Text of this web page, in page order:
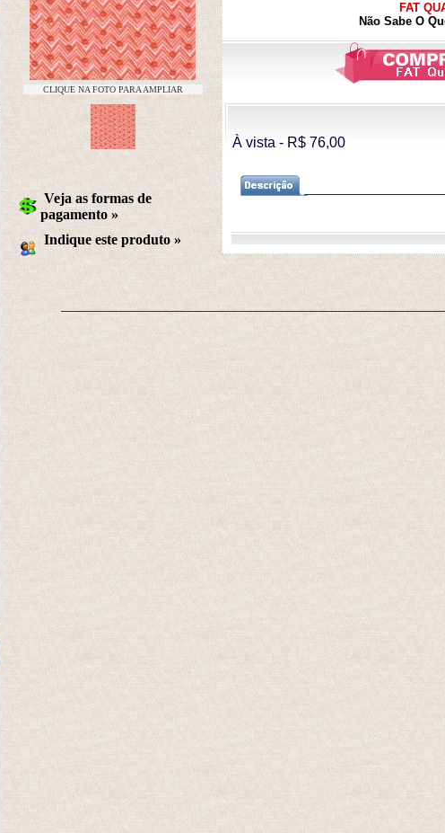
CLIQUE NA FOTO PARA AMPLIAR
FAT
Não Sabe O
À vista - R$ 76,00
Veja as formas de
pagamento »
Indique este produto »